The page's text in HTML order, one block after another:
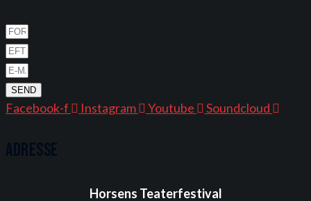
SEND
Facebook-f Instagram Youtube Soundcloud
Horsens Teaterfestival